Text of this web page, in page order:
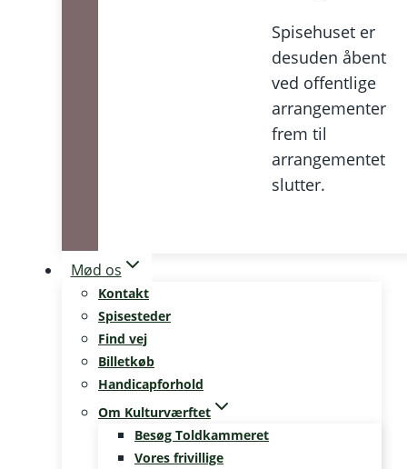
Spisehuset er
desuden åbent
ved offentlige
arrangementer
frem til
arrangementet
slutter.
Mød os
Kontakt
Spisesteder
Find vej
Billetkøb
Handicapforhold
Om Kulturværftet
Besøg Toldkammeret
Vores frivillige